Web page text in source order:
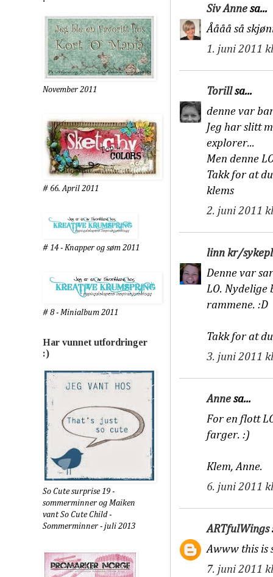
Siv Anne sa...
Åååå så
1. juni 2011
Torillsa...
denne var
Jeg har slitt
explorer...
Men denne
Takk for at
klems
2. juni 2011
linn kr/
Denne var
LO. Nydelige
rammene. :D
Takk for at
3. juni 2011
Anne sa...
For en flott
farger. :)
Klem, Anne.
6. juni 2011
ARTfulWings
Awww this is
7. juni 2011
November 2011
# 66. April 2011
# 14 - Knapper og søm 2011
# 8 - Minialbum 2011
Har vunnet utfordringer
:)
So Cute surprise 19 -
sommerminner og Maiken
vant So Cute Child -
Sommerminner - juli 2013